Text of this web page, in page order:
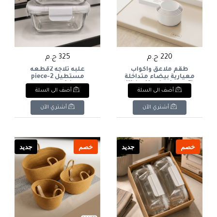
220 ج.م
طقم ملاعق وأكواب
معيارية بيضاء متداخلة
(5 قطع)White Nesting
Measuring Spoons &
Cups Set (5 Pcs)
أضف الى السلة
أشتري الآن
325 ج.م
علبه ثلاجه 2قطعه
مستطيل 2-piece
rectangular refrigerator
box
أضف الى السلة
أشتري الآن
خصم جديد خصم جديد